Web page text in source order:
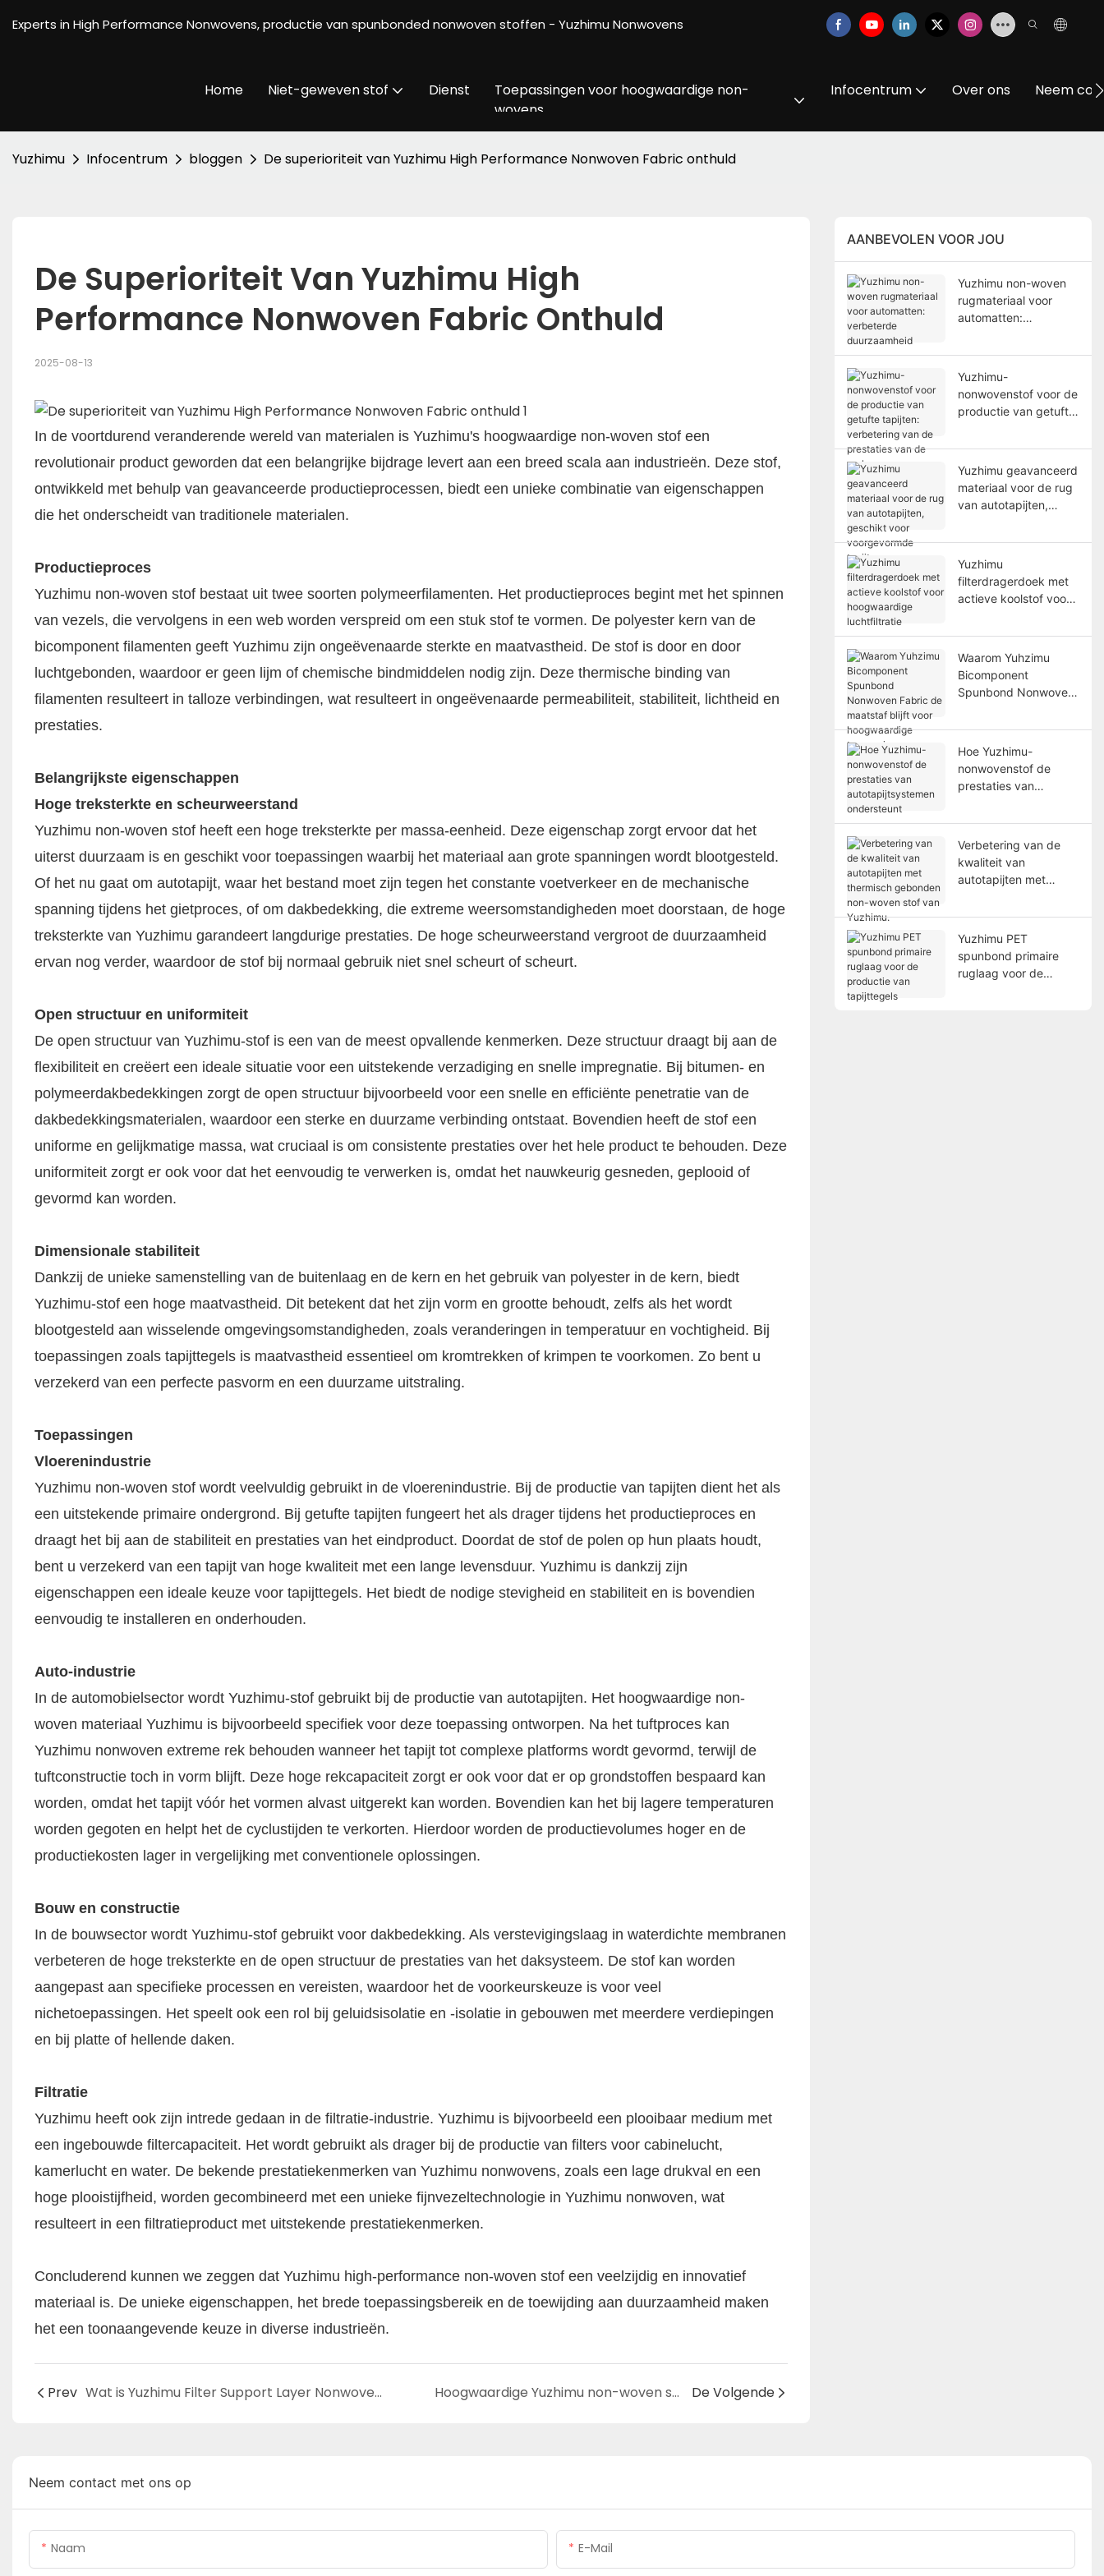
Experts in High Performance Nonwovens, productie van spunbonded nonwoven stoffen - Yuzhimu Nonwovens
Home Niet-geweven stof Dienst
Toepassingen voor hoogwaardige non-
wovens
Infocentrum Over ons Neem
Yuzhimu Infocentrum bloggen De superioriteit van Yuzhimu High Performance Nonwoven Fabric onthuld
De Superioriteit Van Yuzhimu High
Performance Nonwoven Fabric Onthuld
2025-08-13
In de voortdurend veranderende wereld van materialen is Yuzhimu's hoogwaardige non-woven stof een
revolutionair product geworden dat een belangrijke bijdrage levert aan een breed scala aan industrieën. Deze stof,
ontwikkeld met behulp van geavanceerde productieprocessen, biedt een unieke combinatie van eigenschappen
die het onderscheidt van traditionele materialen.
Productieproces​
Yuzhimu non-woven stof bestaat uit twee soorten polymeerfilamenten. Het productieproces begint met het spinnen
van vezels, die vervolgens in een web worden verspreid om een stuk stof te vormen. De polyester kern van de
bicomponent filamenten geeft Yuzhimu zijn ongeëvenaarde sterkte en maatvastheid. De stof is door en door
luchtgebonden, waardoor er geen lijm of chemische bindmiddelen nodig zijn. Deze thermische binding van
filamenten resulteert in talloze verbindingen, wat resulteert in ongeëvenaarde permeabiliteit, stabiliteit, lichtheid en
prestaties.
Belangrijkste eigenschappen
Hoge treksterkte en scheurweerstand
Yuzhimu non-woven stof heeft een hoge treksterkte per massa-eenheid. Deze eigenschap zorgt ervoor dat het
uiterst duurzaam is en geschikt voor toepassingen waarbij het materiaal aan grote spanningen wordt blootgesteld.
Of het nu gaat om autotapijt, waar het bestand moet zijn tegen het constante voetverkeer en de mechanische
spanning tijdens het gietproces, of om dakbedekking, die extreme weersomstandigheden moet doorstaan, de hoge
treksterkte van Yuzhimu garandeert langdurige prestaties. De hoge scheurweerstand vergroot de duurzaamheid
ervan nog verder, waardoor de stof bij normaal gebruik niet snel scheurt of scheurt.
Open structuur en uniformiteit
De open structuur van Yuzhimu-stof is een van de meest opvallende kenmerken. Deze structuur draagt bij aan de
flexibiliteit en creëert een ideale situatie voor een uitstekende verzadiging en snelle impregnatie. Bij bitumen- en
polymeerdakbedekkingen zorgt de open structuur bijvoorbeeld voor een snelle en efficiënte penetratie van de
dakbedekkingsmaterialen, waardoor een sterke en duurzame verbinding ontstaat. Bovendien heeft de stof een
uniforme en gelijkmatige massa, wat cruciaal is om consistente prestaties over het hele product te behouden. Deze
uniformiteit zorgt er ook voor dat het eenvoudig te verwerken is, omdat het nauwkeurig gesneden, geplooid of
gevormd kan worden.
Dimensionale stabiliteit​
Dankzij de unieke samenstelling van de buitenlaag en de kern en het gebruik van polyester in de kern, biedt
Yuzhimu-stof een hoge maatvastheid. Dit betekent dat het zijn vorm en grootte behoudt, zelfs als het wordt
blootgesteld aan wisselende omgevingsomstandigheden, zoals veranderingen in temperatuur en vochtigheid. Bij
toepassingen zoals tapijttegels is maatvastheid essentieel om kromtrekken of krimpen te voorkomen. Zo bent u
verzekerd van een perfecte pasvorm en een duurzame uitstraling.
Toepassingen​
Vloerenindustrie​
Yuzhimu non-woven stof wordt veelvuldig gebruikt in de vloerenindustrie. Bij de productie van tapijten dient het als
een uitstekende primaire ondergrond. Bij getufte tapijten fungeert het als drager tijdens het productieproces en
draagt het bij aan de stabiliteit en prestaties van het eindproduct. Doordat de stof de polen op hun plaats houdt,
bent u verzekerd van een tapijt van hoge kwaliteit met een lange levensduur. Yuzhimu is dankzij zijn
eigenschappen een ideale keuze voor tapijttegels. Het biedt de nodige stevigheid en stabiliteit en is bovendien
eenvoudig te installeren en onderhouden. ​
Auto-industrie
In de automobielsector wordt Yuzhimu-stof gebruikt bij de productie van autotapijten. Het hoogwaardige non-
woven materiaal Yuzhimu is bijvoorbeeld specifiek voor deze toepassing ontworpen. Na het tuftproces kan
Yuzhimu nonwoven extreme rek behouden wanneer het tapijt tot complexe platforms wordt gevormd, terwijl de
tuftconstructie toch in vorm blijft. Deze hoge rekcapaciteit zorgt er ook voor dat er op grondstoffen bespaard kan
worden, omdat het tapijt vóór het vormen alvast uitgerekt kan worden. Bovendien kan het bij lagere temperaturen
worden gegoten en helpt het de cyclustijden te verkorten. Hierdoor worden de productievolumes hoger en de
productiekosten lager in vergelijking met conventionele oplossingen.
Bouw en constructie
In de bouwsector wordt Yuzhimu-stof gebruikt voor dakbedekking. Als verstevigingslaag in waterdichte membranen
verbeteren de hoge treksterkte en de open structuur de prestaties van het daksysteem. De stof kan worden
aangepast aan specifieke processen en vereisten, waardoor het de voorkeurskeuze is voor veel
nichetoepassingen. Het speelt ook een rol bij geluidsisolatie en -isolatie in gebouwen met meerdere verdiepingen
en bij platte of hellende daken. ​
Filtratie​
Yuzhimu heeft ook zijn intrede gedaan in de filtratie-industrie. Yuzhimu is bijvoorbeeld een plooibaar medium met
een ingebouwde filtercapaciteit. Het wordt gebruikt als drager bij de productie van filters voor cabinelucht,
kamerlucht en water. De bekende prestatiekenmerken van Yuzhimu nonwovens, zoals een lage drukval en een
hoge plooistijfheid, worden gecombineerd met een unieke fijnvezeltechnologie in Yuzhimu nonwoven, wat
resulteert in een filtratieproduct met uitstekende prestatiekenmerken.
Concluderend kunnen we zeggen dat Yuzhimu high-performance non-woven stof een veelzijdig en innovatief
materiaal is. De unieke eigenschappen, het brede toepassingsbereik en de toewijding aan duurzaamheid maken
het een toonaangevende keuze in diverse industrieën.
Prev Wat is Yuzhimu Filter Support Layer Nonwoven? Hoogwaardige Yuzhimu non-woven stof: duurzaamheid, sterkte en veelzijdigheid De Volgende
AANBEVOLEN VOOR JOU
Yuzhimu non-woven
rugmateriaal voor
automatten:
duurzaamheid
Yuzhimu-
nonwovenstof voor de
productie van getufte
van de prestaties van
de ruglaag
Yuzhimu geavanceerd
materiaal voor de rug
van autotapijten,
voorgevormde
tapijten.
Yuzhimu
filterdragerdoek met
actieve koolstof voor
luchtfiltratie
Waarom Yuhzimu
Bicomponent
Spunbond Nonwoven
blijft voor
hoogwaardige
toepassingen
Hoe Yuzhimu-
nonwovenstof de
prestaties van
ondersteunt
Verbetering van de
kwaliteit van
autotapijten met
non-woven stof van
Yuzhimu.
Yuzhimu PET
spunbond primaire
ruglaag voor de
Neem contact met ons op
Naam E-Mail